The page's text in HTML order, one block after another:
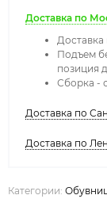
Доставка по
Подъем
позиция
Сборка -
Доставка по
Доставка по
Категории: